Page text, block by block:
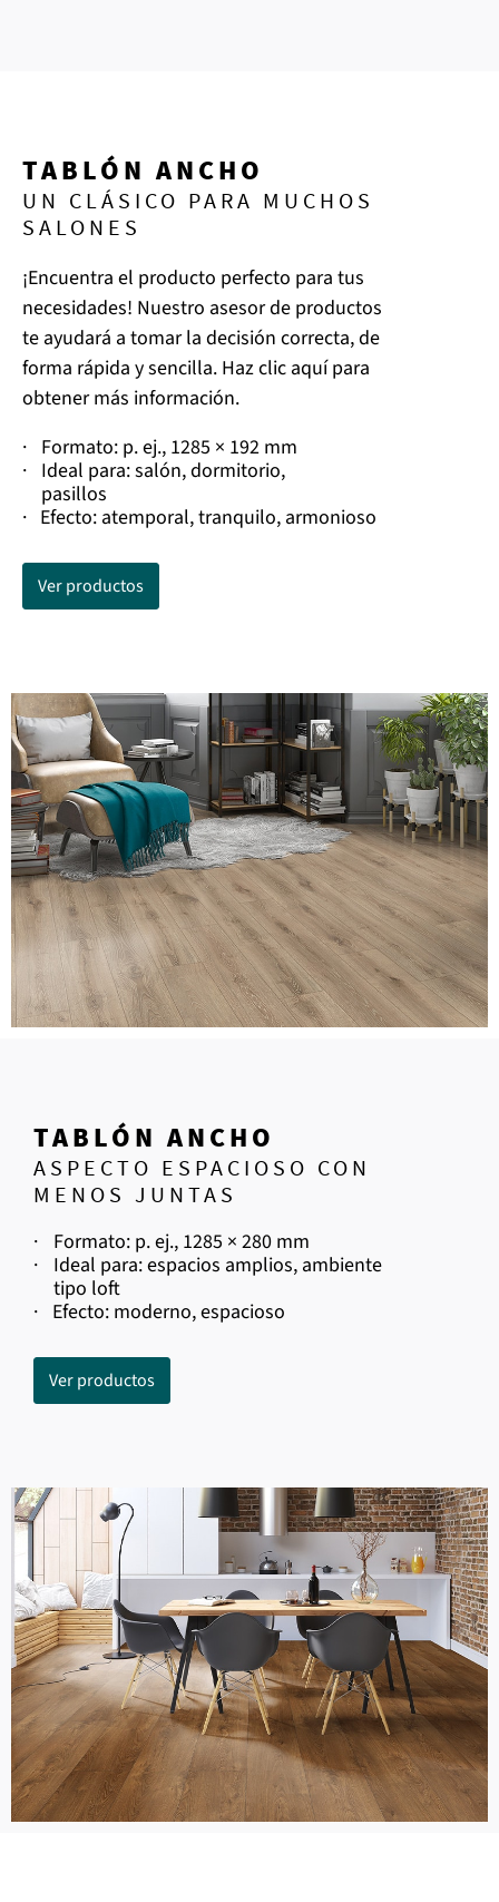
TABLÓN ANCHO
UN CLÁSICO PARA MUCHOS
SALONES
¡Encuentra el producto perfecto para tus
necesidades! Nuestro asesor de productos
te ayudará a tomar la decisión correcta, de
forma rápida y sencilla. Haz clic aquí para
obtener más información.
· Formato: p. ej., 1285 × 192 mm
· Ideal para: salón, dormitorio,
pasillos
· Efecto: atemporal, tranquilo, armonioso
Ver productos
TABLÓN ANCHO
ASPECTO ESPACIOSO CON
MENOS JUNTAS
· Formato: p. ej., 1285 × 280 mm
· Ideal para: espacios amplios, ambiente
tipo loft
· Efecto: moderno, espacioso
Ver productos